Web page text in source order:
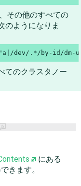
その他のすべての
のようになりま
dev/.*/by-id/dm-
てのクラスタノー
にある
きます。